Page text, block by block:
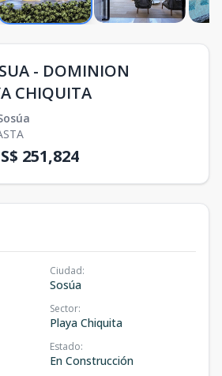
- DOMINION
CHIQUITA
251,824
Ciudad:
Sosúa
Sector:
Playa Chiquita
Estado:
En Construcción